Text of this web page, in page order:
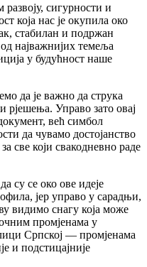
сигурности и
која нас је окупила око
стабилан и подржан
најважнијих темеља
у будућност наше
да је важно да струка
рјешења. Управо зато овај
већ симбол
да чувамо достојанство
све који свакодневно раде
су се око ове идеје
јер управо у сарадњи,
видимо снагу која може
промјенама у
Српској — промјенама
и подстицајније